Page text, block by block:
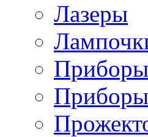
Лазеры
Приборы